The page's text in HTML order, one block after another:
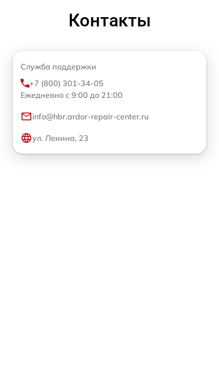
Контакты
Служба поддержки
+7 (800) 301-34-05
Ежедневно с 9:00 до 21:00
info@hbr.ardor-repair-center.ru
ул. Ленина, 23